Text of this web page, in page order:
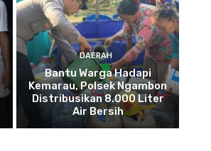
DAERAH
Bantu Warga Hadapi
Kemarau, Polsek Ngambon
Distribusikan 8.000 Liter
Air Bersih